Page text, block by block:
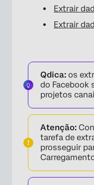
Extrair
Extrair
Qdica: os
do Facebook
projetos
Atenção:
tarefa de
prosseguir